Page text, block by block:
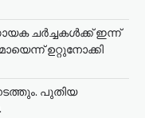
ചർച്ചകൾക്ക് ഇന്ന്
ഉറ്റുനോക്കി
നടത്തും. പുതിയ